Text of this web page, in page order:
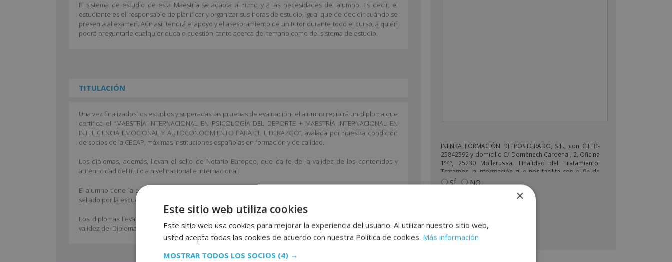
El sistema de estudio de esta Maestría se adapta al ritmo y a las necesidades del alumno. Es decir, el
estudiante es el responsable de planificar y organizar sus horas de estudio, igual que de decidir cuándo se
presenta al examen. Aún así, tendrá el apoyo y el asesoramiento de un tutor durante todo el curso, a quién
podrá preguntarle cualquier duda o cuestión, tanto acerca del temario como del sistema de estudio.
TITULACIÓN
Una vez finalizados los estudios y superadas las pruebas de evaluación, el alumno recibirá un diploma que
certifica el “MAESTRÍA INTERNACIONAL EN PSICOLOGÍA DEL DEPORTE + MAESTRÍA INTERNACIONAL EN
INTELIGENCIA EMOCIONAL Y AUTOCONOCIMIENTO PARA EL LIDERAZGO”, avalada por nuestra condición
de socios de la CECAP, máximas instituciones españolas en formación y de calidad.
Los diplomas, además, llevan el sello de Notario Europeo, que da fe de la validez de los contenidos y
autenticidad del título a nivel nacional e internacional.
El alumno tiene la opción de solicitar junto a su diploma un Carné Acreditativo de la formación firmado y
sellado por la escuela, válido para demostrar los contenidos adquiridos.
Los diplomas llevan la Apostilla de la Haya, mediante la que se reconoce y garantiza la autenticidad y
validez del Diploma en cualquier país firmante del convenio.
INENKA FORMACIÓN DE POSTGRADO, S.L., con CIF B-
25842592 y domicilio C/ Domènech Cardenal, 2, Oficina
1º4º, 25230 Mollerussa. Finalidad del Tratamiento:
Tratamos la información que nos facilita con el fin de
enviarle correos electrónicos de tipo comercial
relacionado con los productos ofrecidos y otros tipo
de productos que fueran de su interés. Legitimación
identificándose suficientemente, dirigiéndose a la
dirección info@grupoinenka.lat. Para más información
consulte nuestra Política de Privacidad. Desea recibir
SÍ NO
A
×
Este sitio web utiliza cookies
Este sitio web usa cookies para mejorar la experiencia del usuario. Al utilizar nuestro sitio web,
usted acepta todas las cookies de acuerdo con nuestra Política de cookies. Más información
MOSTRAR TODOS LOS SOCIOS (4) →